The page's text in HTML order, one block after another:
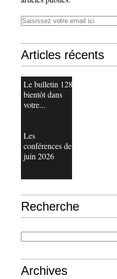
Articles récents
Le bulletin 128
bientôt dans
votre...
Les
conférences de
juin 2026
Recherche
Archives